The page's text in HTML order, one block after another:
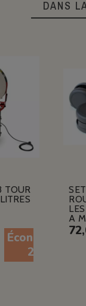
DANS
TOUR
Économisez
20%
A